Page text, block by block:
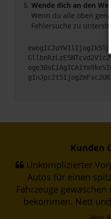
Wende dich an den
Wenn du alle oben
Fehlersuche zu
Kunden
Unkomplizierter
Autos für einen
Fahrzeuge
bekommen. Nett